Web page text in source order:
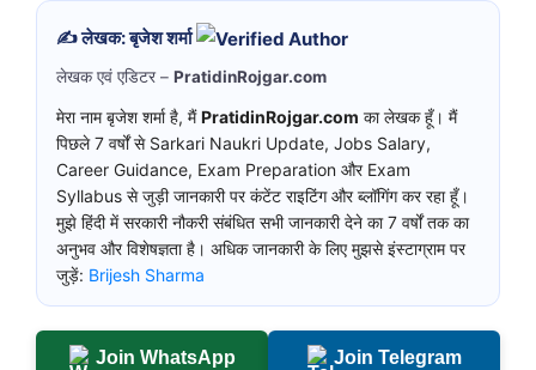
✍️ लेखक: बृजेश शर्मा
लेखक एवं एडिटर – PratidinRojgar.com
मेरा नाम बृजेश शर्मा है, मैंPratidinRojgar.com का लेखक हूँ। मैं
पिछले 7 वर्षों से Sarkari Naukri Update, Jobs Salary,
Career Guidance, Exam Preparation और Exam
Syllabus से जुड़ी जानकारी पर कंटेंट राइटिंग और ब्लॉगिंग कर रहा हूँ।
मुझे हिंदी में सरकारी नौकरी संबंधित सभी जानकारी देने का 7 वर्षों तक का
अनुभव और विशेषज्ञता है। अधिक जानकारी के लिए मुझसे इंस्टाग्राम पर
जुड़ें: Brijesh Sharma
Join WhatsApp Join Telegram